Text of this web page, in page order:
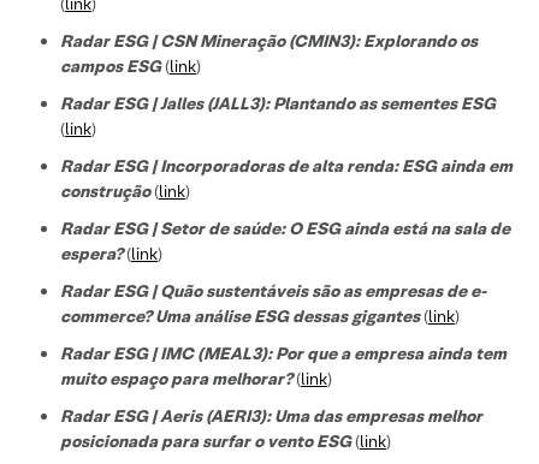
Radar ESG | CSN Mineração (CMIN3): Explorando os
campos ESG(link)
Radar ESG | Jalles (JALL3): Plantando as sementes ESG
(link)
Radar ESG | Incorporadoras de alta renda: ESG ainda em
construção(link)
Radar ESG | Setor de saúde: O ESG ainda está na sala de
espera?(link)
Radar ESG | Quão sustentáveis são as empresas de e-
commerce? Uma análise ESG dessas gigantes(link)
Radar ESG | IMC (MEAL3): Por que a empresa ainda tem
muito espaço para melhorar?(link)
Radar ESG | Aeris (AERI3): Uma das empresas melhor
posicionada para surfar o vento ESG(link)